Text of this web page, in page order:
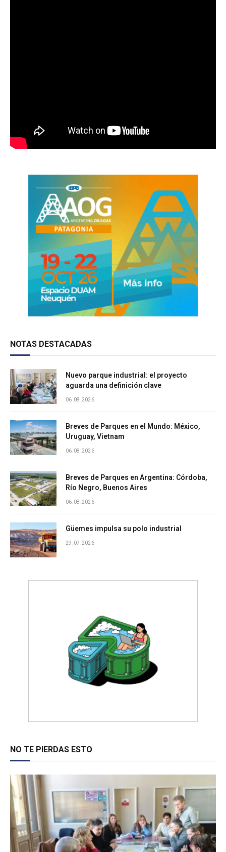
NOTAS DESTACADAS
Nuevo parque industrial: el proyecto
aguarda una definición clave
06.08.2026
Breves de Parques en el Mundo: México,
Uruguay, Vietnam
06.08.2026
Breves de Parques en Argentina: Córdoba,
Río Negro, Buenos Aires
06.08.2026
Güemes impulsa su polo industrial
29.07.2026
NO TE PIERDAS ESTO